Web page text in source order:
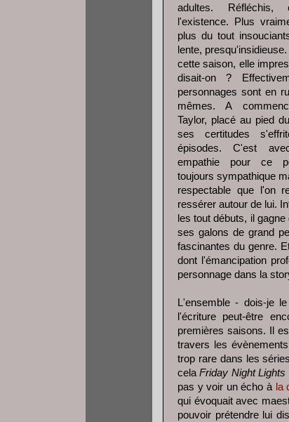
adultes. Réfléchis,
l'existence. Plus
plus du tout
lente,
cette saison, elle
disait-on ?
personnages sont en
mêmes. A
Taylor, placé au pied
ses certitudes
épisodes. C'est
empathie pour ce
toujours sympathique
respectable que l'on
ressérer autour de lui.
les tout débuts, il
ses galons de grand
fascinantes du genre.
dont l'émancipation
personnage dans la
L'ensemble - dois-je
l'écriture peut-être
premières saisons. Il
travers les
trop rare dans les
celaFriday Night Lights
pas y voir un écho à la
qui évoquait avec
pouvoir prétendre lui